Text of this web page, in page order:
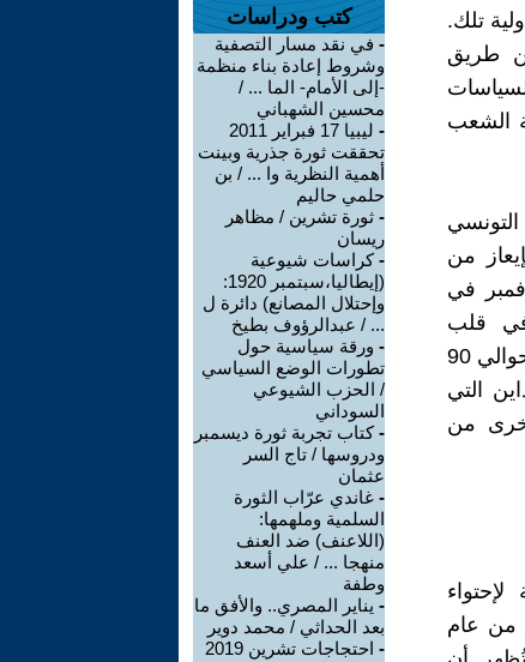
تلك.
طريق
الشعب
من
وأعلن عن إضراب عام يوم الخميس بتاريخ 22 نوفمبر في
في قلب
الموظفين العموميين والمجتمع التونسي بشكل عام، حيث أنضم للإضراب حوالي 90
التي
من
من عام
كتب ودراسات
- في نقد مسار التصفية
وشروط إعادة بناء منظمة
-إلى الأمام- الما ... /
محسين الشهباني
-
ليبيا 17 فبراير 2011
تحققت ثورة جذرية وبينت
أهمية النظرية وا ... / بن
حلمي حاليم
- ثورة تشرين / مظاهر
ريسان
-كراسات شيوعية
(إيطاليا،سبتمبر 1920:
وإحتلال المصانع) دائرة ل
... / عبدالرؤوف بطيخ
- ورقة سياسية حول
تطورات الوضع السياسي
/ الحزب الشيوعي
السوداني
-كتاب تجربة ثورة ديسمبر
ودروسها / تاج السر
عثمان
- غاندي عرّاب الثورة
السلمية وملهمها:
(اللاعنف) ضد العنف
منهجا ... / علي أسعد
وطفة
- يناير المصري.. والأفق ما
بعد الحداثي / محمد دوير
-
احتجاجات تشرين 2019